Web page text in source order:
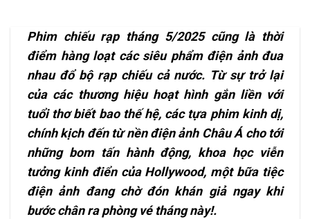
Phim chiếu rạp tháng 5/2025 cũng là thời
điểm hàng loạt các siêu phẩm điện ảnh đua
nhau đổ bộ rạp chiếu cả nước. Từ sự trở lại
của các thương hiệu hoạt hình gắn liền với
tuổi thơ biết bao thế hệ, các tựa phim kinh dị,
chính kịch đến từ nền điện ảnh Châu Á cho tới
những bom tấn hành động, khoa học viễn
tưởng kinh điển của Hollywood, một bữa tiệc
điện ảnh đang chờ đón khán giả ngay khi
bước chân ra phòng vé tháng này!.